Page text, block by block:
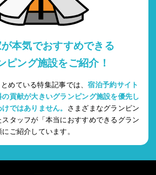
本気でおすすめできる
ピング施設をご紹介！
めている特集記事では、宿泊予約サイト
貢献が大きいグランピング施設を優先し
ではありません。 さまざまなグランピン
タッフが「本当におすすめできるグラン
ご紹介しています。